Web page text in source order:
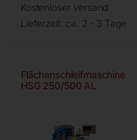
Kostenloser Versand
Lieferzeit: ca. 2 - 3 Tage
Flächenschleifmaschine
HSG 250/500 AL